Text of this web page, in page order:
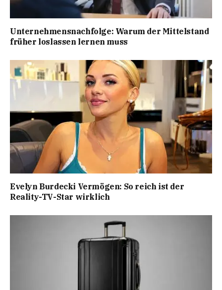
Unternehmensnachfolge: Warum der Mittelstand
früher loslassen lernen muss
Evelyn Burdecki Vermögen: So reich ist der
Reality-TV-Star wirklich